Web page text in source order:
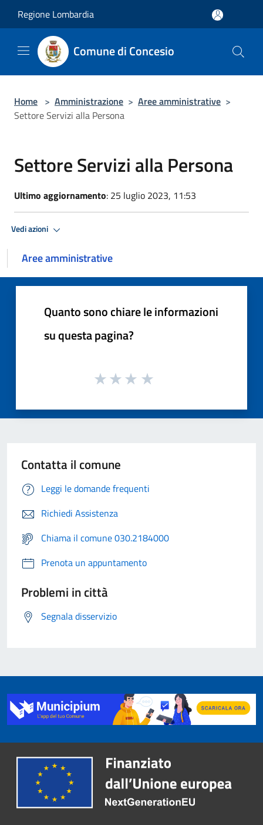
Regione Lombardia
Comune di Concesio
Home > Amministrazione > Aree amministrative >
Settore Servizi alla Persona
Settore Servizi alla Persona
Ultimo aggiornamento: 25 luglio 2023, 11:53
Vedi azioni
Aree amministrative
Quanto sono chiare le informazioni
su questa pagina?
Contatta il comune
Leggi le domande frequenti
Richiedi Assistenza
Chiama il comune 030.2184000
Prenota un appuntamento
Problemi in città
Segnala disservizio